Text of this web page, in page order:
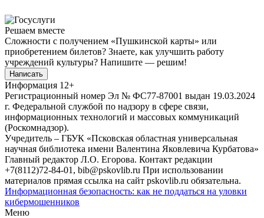
Решаем вместе
Сложности с получением «Пушкинской карты» или
приобретением билетов? Знаете, как улучшить работу
учреждений культуры? Напишите — решим!
Написать
Информация 12+
Регистрационный номер Эл № ФС77-87001 выдан 19.03.2024
г. Федеральной службой по надзору в сфере связи,
информационных технологий и массовых коммуникаций
(Роскомнадзор).
Учредитель – ГБУК «Псковская областная универсальная
научная библиотека имени Валентина Яковлевича Курбатова»
Главный редактор Л.О. Егорова. Контакт редакции
+7(8112)72-84-01, bib@pskovlib.ru При использовании
материалов прямая ссылка на сайт pskovlib.ru обязательна.
Информационная безопасность: как не поддаться на уловки
кибермошенников
Меню